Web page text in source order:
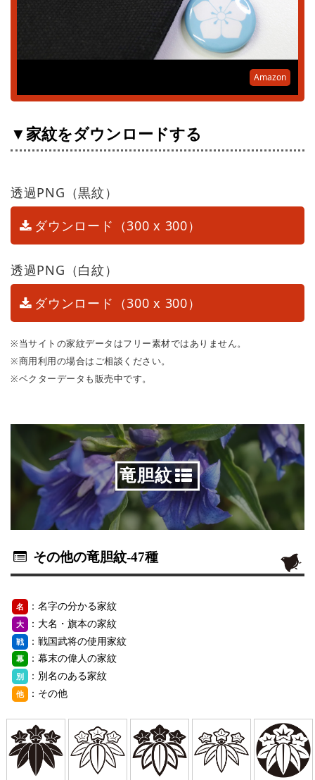
Amazon
▼家紋をダウンロードする
透過PNG（黒紋）
ダウンロード（300 x 300）
透過PNG（白紋）
ダウンロード（300 x 300）
※当サイトの家紋データはフリー素材ではありません。
※商用利用の場合はご相談ください。
※ベクターデータも販売中です。
竜胆紋
その他の竜胆紋-47種
名 ：名字の分かる家紋
大 ：大名・旗本の家紋
戦 ：戦国武将の使用家紋
幕 ：幕末の偉人の家紋
別 ：別名のある家紋
他 ：その他